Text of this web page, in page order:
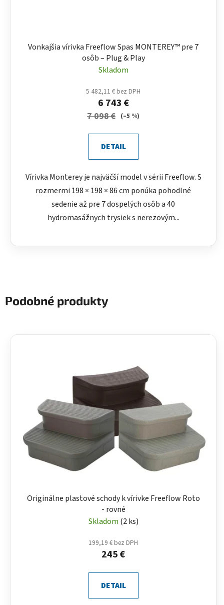
Vonkajšia vírivka Freeflow Spas MONTEREY™ pre 7
osôb – Plug & Play
Skladom
5 482,11 € bez DPH
6 743 €
7 098 € (–5 %)
DETAIL
Vírivka Monterey je najväčší model v sérii Freeflow. S
rozmermi 198 × 198 × 86 cm ponúka pohodlné
sedenie až pre 7 dospelých osôb a 40
hydromasážnych trysiek s nerezovým...
Podobné produkty
Originálne plastové schody k vírivke Freeflow Roto
- rovné
Skladom (2 ks)
199,19 € bez DPH
245 €
DETAIL